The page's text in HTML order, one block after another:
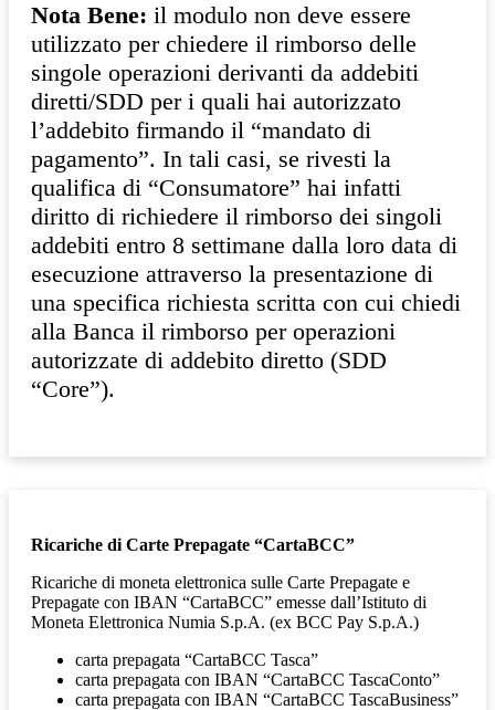
Nota Bene: il modulo non deve essere
utilizzato per chiedere il rimborso delle
singole operazioni derivanti da addebiti
diretti/SDD per i quali hai autorizzato
l’addebito firmando il “mandato di
pagamento”. In tali casi, se rivesti la
qualifica di “Consumatore” hai infatti
diritto di richiedere il rimborso dei singoli
addebiti entro 8 settimane dalla loro data di
esecuzione attraverso la presentazione di
una specifica richiesta scritta con cui chiedi
alla Banca il rimborso per operazioni
autorizzate di addebito diretto (SDD
“Core”).
Ricariche di Carte Prepagate “CartaBCC”
Ricariche di moneta elettronica sulle Carte Prepagate e
Prepagate con IBAN “CartaBCC” emesse dall’Istituto di
Moneta Elettronica Numia S.p.A. (ex BCC Pay S.p.A.)
carta prepagata “CartaBCC Tasca”
carta prepagata con IBAN “CartaBCC TascaConto”
carta prepagata con IBAN “CartaBCC TascaBusiness”